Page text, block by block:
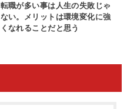
転職が多い事は人生の失敗じゃ
ない。メリットは環境変化に強
くなれることだと思う